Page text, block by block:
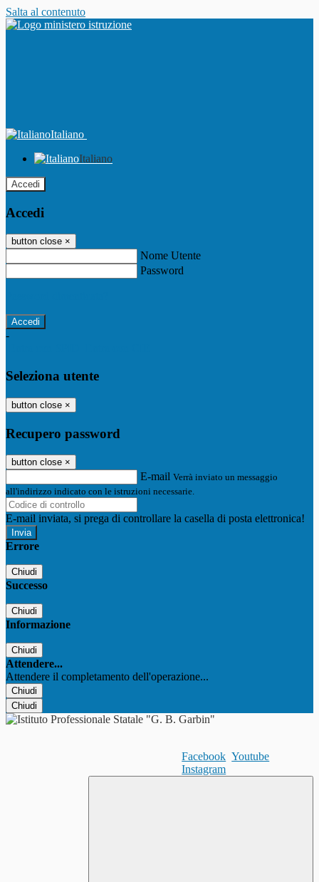
Salta al contenuto
Italiano
Italiano
Accedi
Accedi
button close ×
Nome Utente
Password
-
Seleziona utente
button close ×
Recupero password
button close ×
E-mail Verrà inviato un messaggio
all'indirizzo indicato con le istruzioni necessarie.
E-mail inviata, si prega di controllare la casella di posta elettronica!
Errore
Chiudi
Successo
Chiudi
Informazione
Chiudi
Attendere...
Attendere il completamento dell'operazione...
Chiudi
Chiudi
Facebook Youtube
Instagram